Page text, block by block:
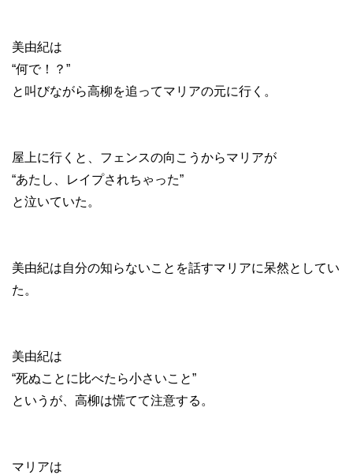
美由紀は
“何で！？”
と叫びながら高柳を追ってマリアの元に行く。
屋上に行くと、フェンスの向こうからマリアが
“あたし、レイプされちゃった”
と泣いていた。
美由紀は自分の知らないことを話すマリアに呆然としてい
た。
美由紀は
“死ぬことに比べたら小さいこと”
というが、高柳は慌てて注意する。
マリアは